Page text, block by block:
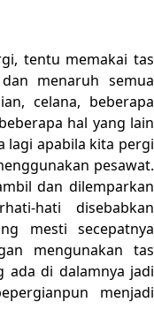
tentu memakai tas
menaruh semua
celana, beberapa
hal yang lain
lagi apabila kita pergi
pesawat.
dan dilemparkan
hati disebabkan
mesti secepatnya
mengunakan tas
ada di dalamnya jadi
menjadi